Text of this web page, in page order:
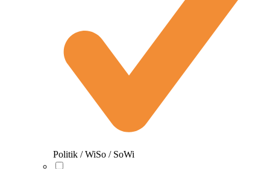
Politik / WiSo / SoWi